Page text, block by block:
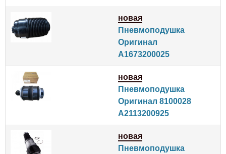
новая
Пневмоподушка
Оригинал
A1673200025
новая
Пневмоподушка
Оригинал 8100028
A2113200925
новая
Пневмоподушка